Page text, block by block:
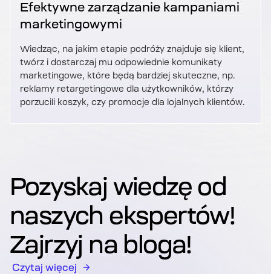
Efektywne zarządzanie kampaniami
marketingowymi
Wiedząc, na jakim etapie podróży znajduje się klient,
twórz i dostarczaj mu odpowiednie komunikaty
marketingowe, które będą bardziej skuteczne, np.
reklamy retargetingowe dla użytkowników, którzy
porzucili koszyk, czy promocje dla lojalnych klientów.
Pozyskaj wiedzę od
naszych ekspertów!
Zajrzyj na bloga!
Czytaj więcej